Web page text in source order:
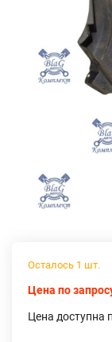
Осталось 1 шт.
Цена по
Цена доступна